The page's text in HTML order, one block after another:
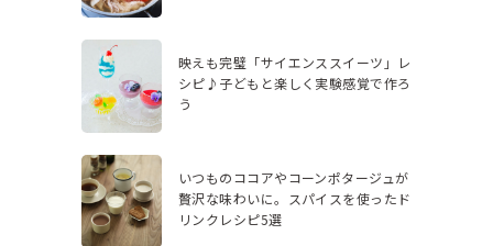
映えも完璧「サイエンススイーツ」レ
シピ♪子どもと楽しく実験感覚で作ろ
う
いつものココアやコーンポタージュが
贅沢な味わいに。スパイスを使ったド
リンクレシピ5選